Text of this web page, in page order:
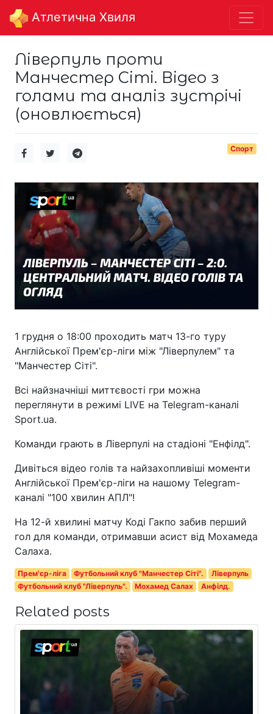
Aтлетична Хвиля
Ліверпуль проти
Манчестер Сіті. Відео з
голами та аналіз зустрічі
(оновлюється)
Спорт
1 грудня о 18:00 проходить матч 13-го туру
Англійської Прем'єр-ліги між "Ліверпулем" та
"Манчестер Сіті".
Всі найзначніші миттєвості гри можна
переглянути в режимі LIVE на Telegram-каналі
Sport.ua.
Команди грають в Ліверпулі на стадіоні "Енфілд".
Дивіться відео голів та найзахопливіші моменти
Англійської Прем'єр-ліги на нашому Telegram-
каналі "100 хвилин АПЛ"!
На 12-й хвилині матчу Коді Гакпо забив перший
гол для команди, отримавши асист від Мохамеда
Салаха.
Прем'єр-ліга Футбольний клуб "Манчестер Сіті".
Ліверпуль
Футбольний клуб "Ліверпуль".
Мохамед Салах Анфілд.
Related posts